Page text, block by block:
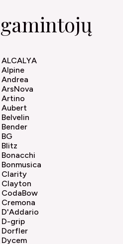
ALCALYA
Alpine
Andrea
ArsNova
Artino
Aubert
Belvelin
Bender
BG
Blitz
Bonacchi
Bonmusica
Clarity
Clayton
CodaBow
Cremona
D'Addario
D-grip
Dorfler
Dycem